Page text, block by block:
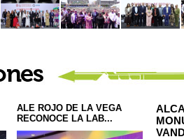
ALE ROJO DE LA VEGA
RECONOCE LA LAB...